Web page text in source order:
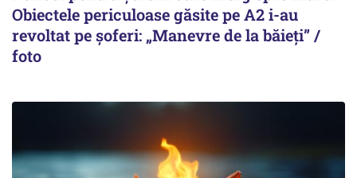
Obiectele periculoase găsite pe A2 i-au
revoltat pe șoferi: „Manevre de la băieți” /
foto